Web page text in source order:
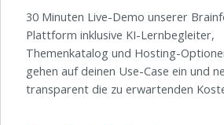
30 Minuten Live-Demo unserer
Plattform inklusive KI-Lernbegleiter,
Themenkatalog und Hosting-
gehen auf deinen Use-Case ein und
transparent die zu erwartenden